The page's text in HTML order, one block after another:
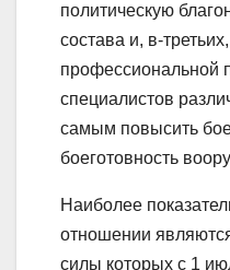
политическую
состава и, в-
профессиональной
специалистов
самым повысить
боеготовность
Наиболее
отношении
силы которых с 1